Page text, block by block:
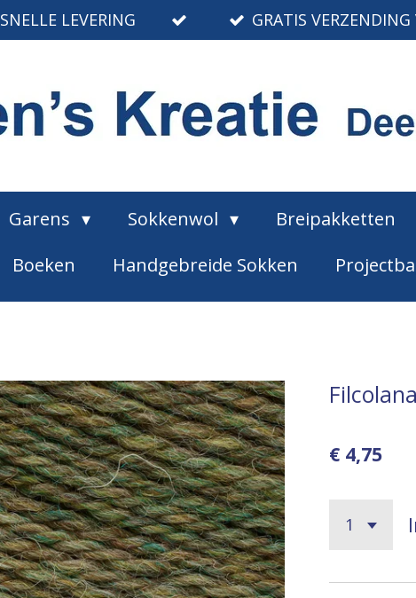
SNELLE LEVERING GRATIS
Garens Sokkenwol Breipakketten
Boeken Handgebreide Sokken
€ 4,75